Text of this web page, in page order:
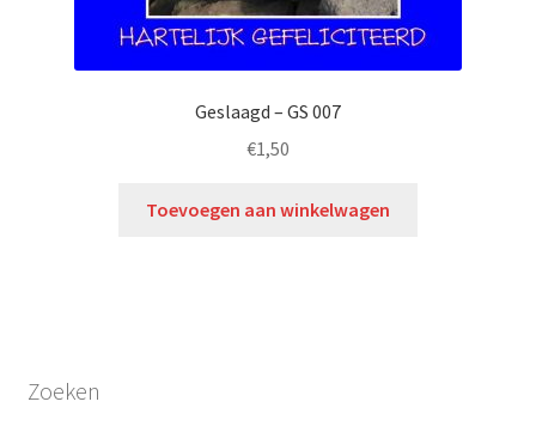
Geslaagd – GS 007
€1,50
Toevoegen aan winkelwagen
Zoeken